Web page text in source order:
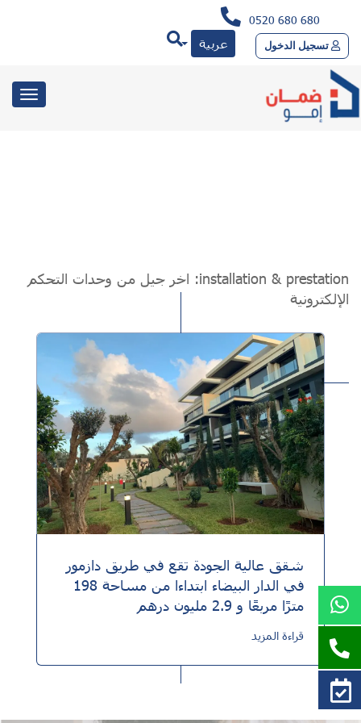
0520 680 680
تسجيل الدخول
عربية
installation & prestation:
اخر جيل من وحدات التحكم
الإلكترونية
شقق عالية الجودة تقع في طريق دازمور
في الدار البيضاء ابتداءا من مساحة 198
مترًا مربعًا و 2.9 مليون درهم
قراءة المزيد